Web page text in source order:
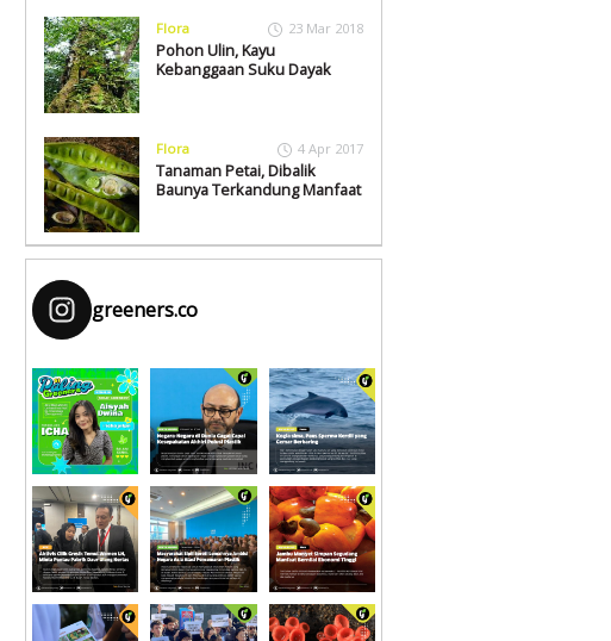
Flora 23 Mar 2018
Pohon Ulin, Kayu
Kebanggaan Suku Dayak
Flora 4 Apr 2017
Tanaman Petai, Dibalik
Baunya Terkandung Manfaat
greeners.co